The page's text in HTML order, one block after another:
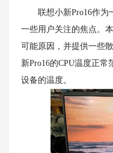
联想小新Pro16作为
一些用户关注的焦点。
可能原因，并提供一些
新Pro16的CPU温度正
设备的温度。